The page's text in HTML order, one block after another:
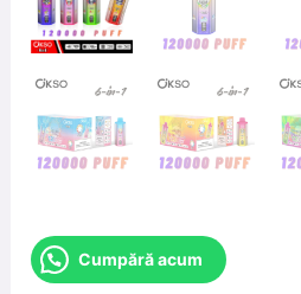
Cumpără acum